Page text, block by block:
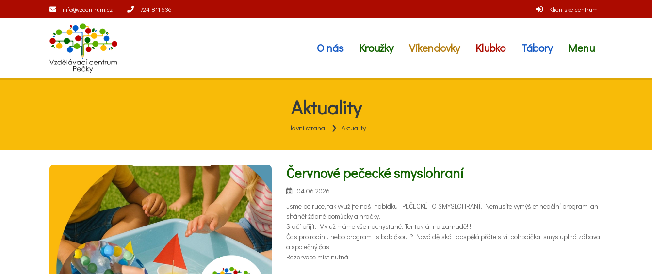
info@vzcentrum.cz 724 811 636 Klientské centrum
O nás Kroužky Víkendovky Klubko Tábory Menu
Aktuality
Hlavní strana Aktuality
Červnové pečecké smyslohraní
04.06.2026
Jsme po ruce, tak využijte naši nabídku PEČECKÉHO SMYSLOHRANÍ. Nemusíte vymýšlet nedělní program, ani
shánět žádné pomůcky a hračky.
Stačí přijít. My už máme vše nachystané. Tentokrát na zahradě!!!
Čas pro rodinu nebo program „s babičkou“? Nová dětská i dospělá přátelství, pohodička, smysluplná zábava
a společný čas.
Rezervace míst nutná.